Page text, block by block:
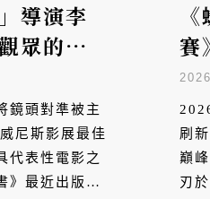
導演李
眾的電
鏡頭對準被主
尼斯影展最佳
代表性電影之
》最近出版中
賽
刷
巔
刃